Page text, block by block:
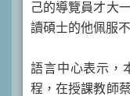
己的導覽員才大
讀碩士的他佩服
語言中心表示，
程，在授課教師